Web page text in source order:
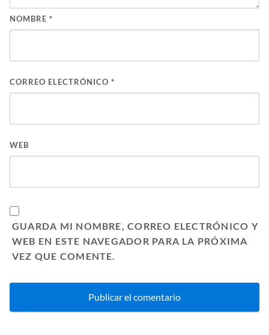
NOMBRE *
CORREO ELECTRÓNICO *
WEB
GUARDA MI NOMBRE, CORREO ELECTRÓNICO Y
WEB EN ESTE NAVEGADOR PARA LA PRÓXIMA
VEZ QUE COMENTE.